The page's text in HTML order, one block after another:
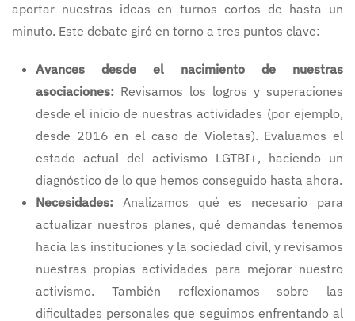
aportar nuestras ideas en turnos cortos de hasta un
minuto. Este debate giró en torno a tres puntos clave:
Avances desde el nacimiento de nuestras
asociaciones: Revisamos los logros y superaciones
desde el inicio de nuestras actividades (por ejemplo,
desde 2016 en el caso de Violetas). Evaluamos el
estado actual del activismo LGTBI+, haciendo un
diagnóstico de lo que hemos conseguido hasta ahora.
Necesidades: Analizamos qué es necesario para
actualizar nuestros planes, qué demandas tenemos
hacia las instituciones y la sociedad civil, y revisamos
nuestras propias actividades para mejorar nuestro
activismo. También reflexionamos sobre las
dificultades personales que seguimos enfrentando al